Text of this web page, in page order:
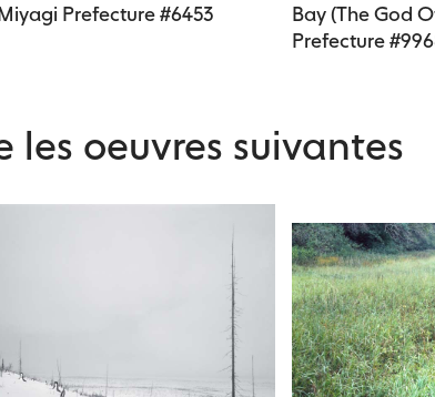
Prefecture #6453
Bay (The God
Prefecture
les oeuvres suivantes